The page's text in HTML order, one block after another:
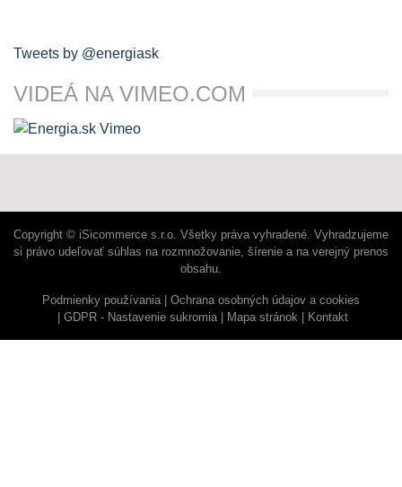
Tweets by @energiask
VIDEÁ NA VIMEO.COM
Copyright © iSicommerce s.r.o. Všetky práva vyhradené. Vyhradzujeme
si právo udeľovať súhlas na rozmnožovanie, šírenie a na verejný prenos
obsahu.
Podmienky používania
Ochrana osobných údajov a cookies
GDPR - Nastavenie sukromia
Mapa stránok Kontakt